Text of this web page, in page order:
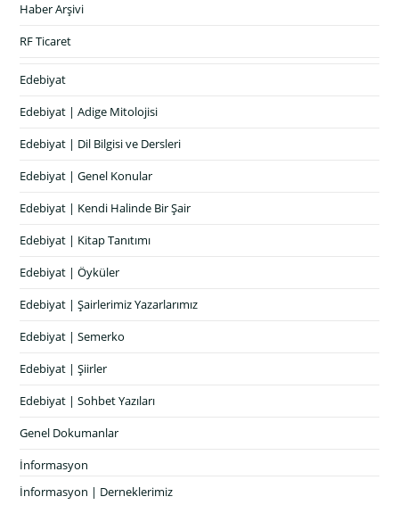
Haber Arşivi
RF Ticaret
Edebiyat
Edebiyat | Adige Mitolojisi
Edebiyat | Dil Bilgisi ve Dersleri
Edebiyat | Genel Konular
Edebiyat | Kendi Halinde Bir Şair
Edebiyat | Kitap Tanıtımı
Edebiyat | Öyküler
Edebiyat | Şairlerimiz Yazarlarımız
Edebiyat | Semerko
Edebiyat | Şiirler
Edebiyat | Sohbet Yazıları
Genel Dokumanlar
İnformasyon
İnformasyon | Derneklerimiz